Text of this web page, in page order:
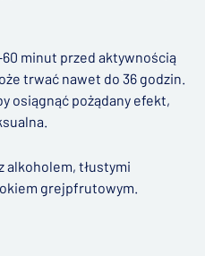
minut przed aktywnością
trwać nawet do 36 godzin.
osiągnąć pożądany efekt,
alkoholem, tłustymi
grejpfrutowym.